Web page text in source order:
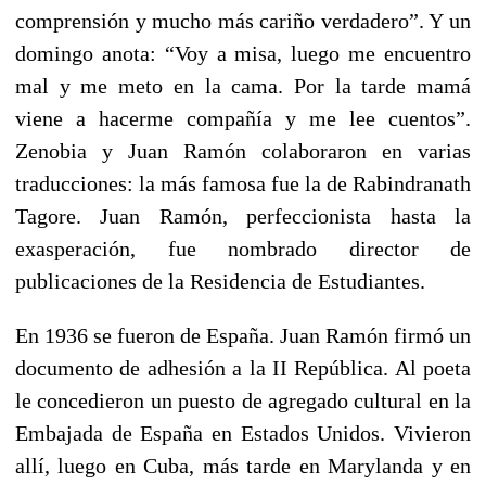
comprensión y mucho más cariño verdadero”. Y un
domingo anota: “Voy a misa, luego me encuentro
mal y me meto en la cama. Por la tarde mamá
viene a hacerme compañía y me lee cuentos”.
Zenobia y Juan Ramón colaboraron en varias
traducciones: la más famosa fue la de Rabindranath
Tagore. Juan Ramón, perfeccionista hasta la
exasperación, fue nombrado director de
publicaciones de la Residencia de Estudiantes.
En 1936 se fueron de España. Juan Ramón firmó un
documento de adhesión a la II República. Al poeta
le concedieron un puesto de agregado cultural en la
Embajada de España en Estados Unidos. Vivieron
allí, luego en Cuba, más tarde en Marylanda y en